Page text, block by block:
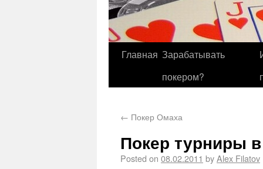
Главная Зарабатывать
покером?
← Покер Омаха
Покер турниры
Posted on 08.02.2011 byAlex Filatov